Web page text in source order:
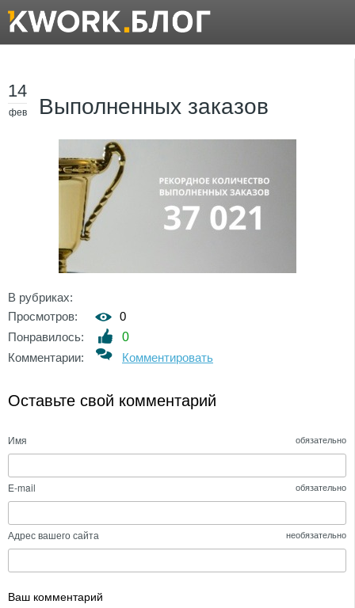
14
фев Выполненных заказов
В рубриках:
Просмотров:
0
Понравилось:
0
Комментарии:
Комментировать
Оставьте свой комментарий
Имя обязательно
E-mail обязательно
Адрес вашего сайта необязательно
Ваш комментарий